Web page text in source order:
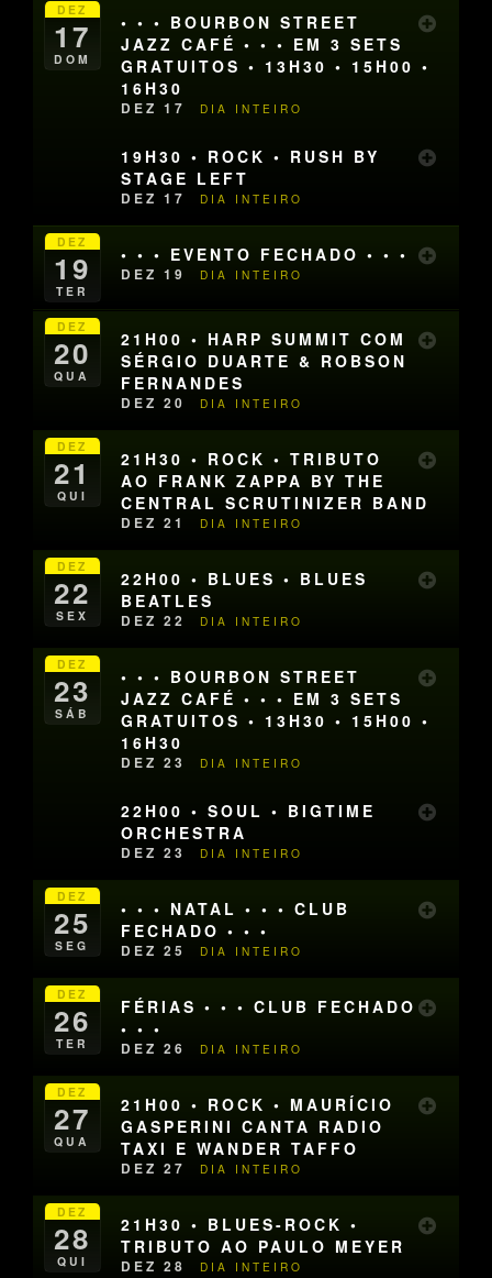
DEZ
17
DOM
• • • BOURBON STREET
JAZZ CAFÉ • • • EM 3 SETS
GRATUITOS • 13H30 • 15H00 •
16H30
DEZ 17 DIA INTEIRO
19H30 • ROCK • RUSH BY
STAGE LEFT
DEZ 17 DIA INTEIRO
DEZ
19
TER
• • • EVENTO FECHADO • • •
DEZ 19 DIA INTEIRO
DEZ
20
QUA
21H00 • HARP SUMMIT COM
SÉRGIO DUARTE & ROBSON
FERNANDES
DEZ 20 DIA INTEIRO
DEZ
21
QUI
21H30 • ROCK • TRIBUTO
AO FRANK ZAPPA BY THE
CENTRAL SCRUTINIZER BAND
DEZ 21 DIA INTEIRO
DEZ
22
SEX
22H00 • BLUES • BLUES
BEATLES
DEZ 22 DIA INTEIRO
DEZ
23
SÁB
• • • BOURBON STREET
JAZZ CAFÉ • • • EM 3 SETS
GRATUITOS • 13H30 • 15H00 •
16H30
DEZ 23 DIA INTEIRO
22H00 • SOUL • BIGTIME
ORCHESTRA
DEZ 23 DIA INTEIRO
DEZ
25
SEG
• • • NATAL • • • CLUB
FECHADO • • •
DEZ 25 DIA INTEIRO
DEZ
26
TER
FÉRIAS • • • CLUB FECHADO
• • •
DEZ 26 DIA INTEIRO
DEZ
27
QUA
21H00 • ROCK • MAURÍCIO
GASPERINI CANTA RADIO
TAXI E WANDER TAFFO
DEZ 27 DIA INTEIRO
DEZ
28
QUI
21H30 • BLUES-ROCK •
TRIBUTO AO PAULO MEYER
DEZ 28 DIA INTEIRO